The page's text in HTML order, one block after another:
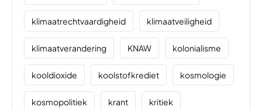
klimaatrechtvaardigheid klimaatveiligheid
klimaatverandering KNAW kolonialisme
kooldioxide koolstofkrediet kosmologie
kosmopolitiek krant kritiek